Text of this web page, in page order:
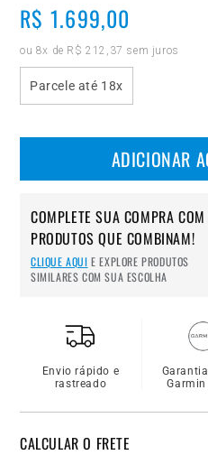
Preço
normal
R$ 1.699,00
ou 8x de R$ 212,37 sem juros
Parcele até 18x
ADICIONAR
COMPLETE SUA COMPRA COM
PRODUTOS QUE COMBINAM!
CLIQUE AQUI E EXPLORE PRODUTOS
SIMILARES COM SUA ESCOLHA
Envio rápido e
rastreado
CALCULAR O FRETE